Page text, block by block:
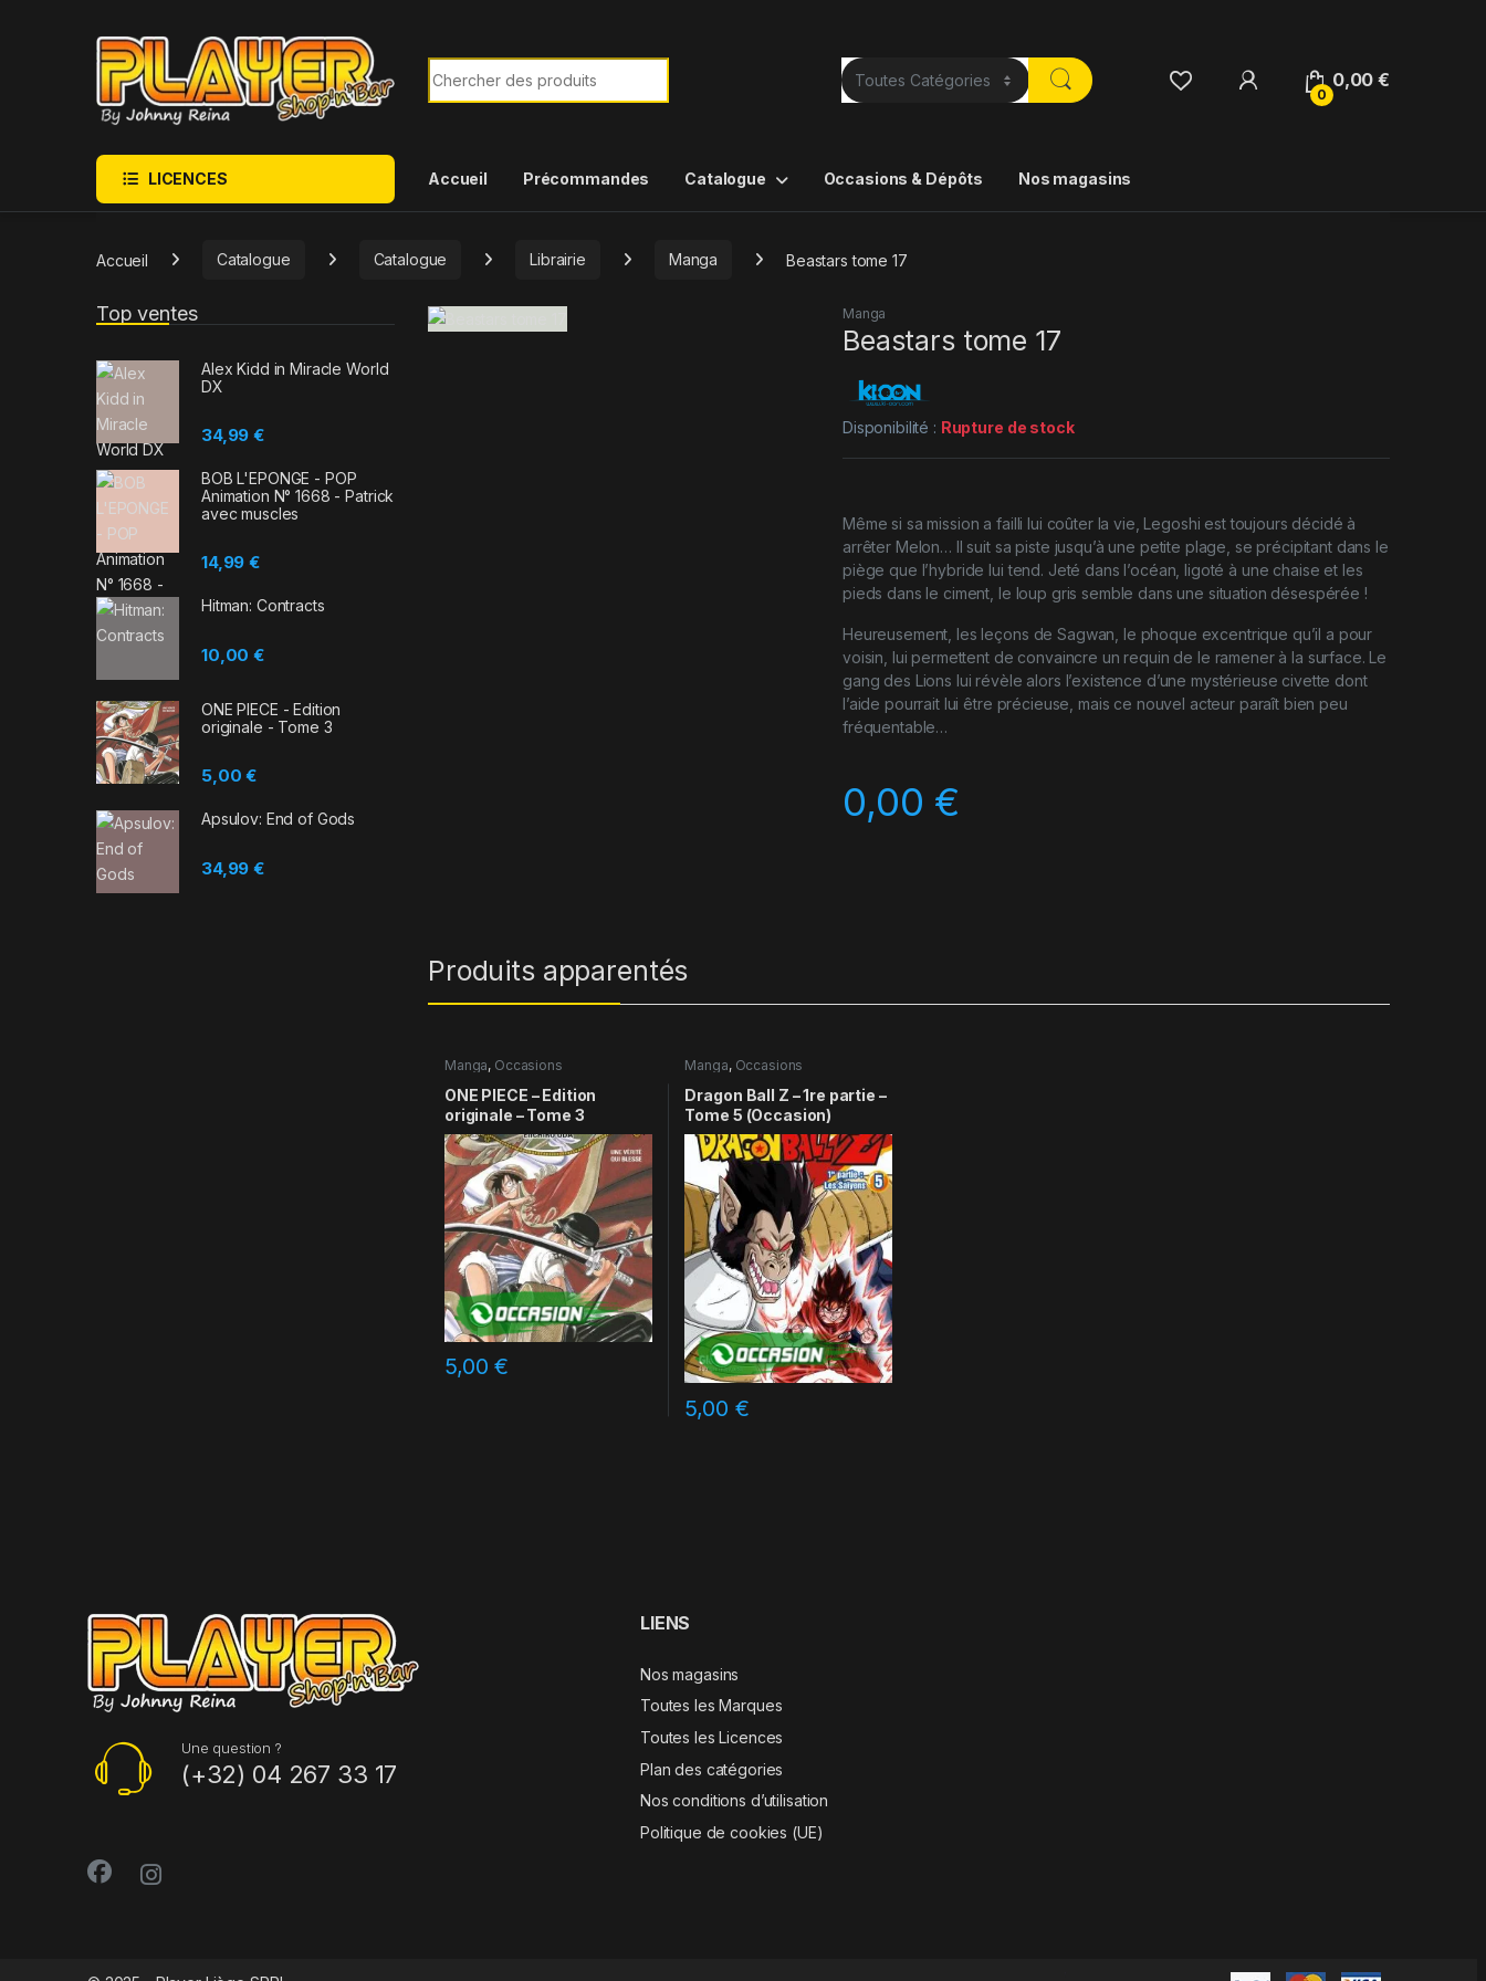
Recherche de :
0
0,00€
LICENCES Accueil Précommandes Catalogue Occasions & Dépôts Nos magasins
Accueil Catalogue Catalogue Librairie Manga Beastars tome 17
Manga
Beastars tome 17
Disponibilité : Rupture de stock
Même si sa mission a failli lui coûter la vie, Legoshi est toujours décidé à
arrêter Melon… Il suit sa piste jusqu’à une petite plage, se précipitant dans le
piège que l’hybride lui tend. Jeté dans l’océan, ligoté à une chaise et les
pieds dans le ciment, le loup gris semble dans une situation désespérée !
Heureusement, les leçons de Sagwan, le phoque excentrique qu’il a pour
voisin, lui permettent de convaincre un requin de le ramener à la surface. Le
gang des Lions lui révèle alors l’existence d’une mystérieuse civette dont
l’aide pourrait lui être précieuse, mais ce nouvel acteur paraît bien peu
fréquentable…
0,00 €
Produits apparentés
Manga, Occasions
ONE PIECE – Edition
originale – Tome 3
5,00€
Manga, Occasions
Dragon Ball Z – 1re partie –
Tome 5 (Occasion)
5,00 €
Top ventes
Alex Kidd in Miracle World
DX
34,99€
BOB L'EPONGE - POP
Animation N° 1668 - Patrick
avec muscles
14,99€
Hitman: Contracts
10,00€
ONE PIECE - Edition
originale - Tome 3
5,00€
Apsulov: End of Gods
34,99€
Une question ?
(+32) 04 267 33 17
LIENS
Nos magasins
Toutes les Marques
Toutes les Licences
Plan des catégories
Nos conditions d’utilisation
Politique de cookies (UE)